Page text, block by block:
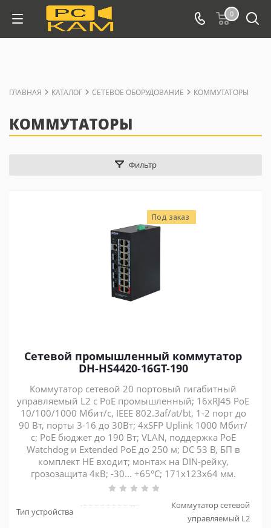
0
ГЛАВНАЯ КАТАЛОГ СЕТЕВОЕ ОБОРУДОВАНИЕ КОММУТАТОРЫ
КОММУТАТОРЫ
Фильтр
Под заказ
Сетевой промышленный коммутатор
DH-HS4420-16GT-190
Коммутатор сетевой 20 портовый гигабитный
управляемый L2 с PoE промышленный; 16xRJ45 PoE
10/100/1000 Мбит/с, IEEE 802.3af/at/bt, 1-2 порт до
90 Вт, порты 3-16 до 30Вт; 4xSFP Uplink 1000 Мбит/
с; PoE бюджет до 190 Вт; VLAN, поддержка PоE
Watchdog и Extended PoE до 250 м; DC 53 В, БП в
комплект НЕ входит; монтаж на DIN-рейку,
грозозащита 4кВ; -30... +65°C; 171х123х64 мм.
Тип устройства
Коммутатор сетевой
управляемый L2